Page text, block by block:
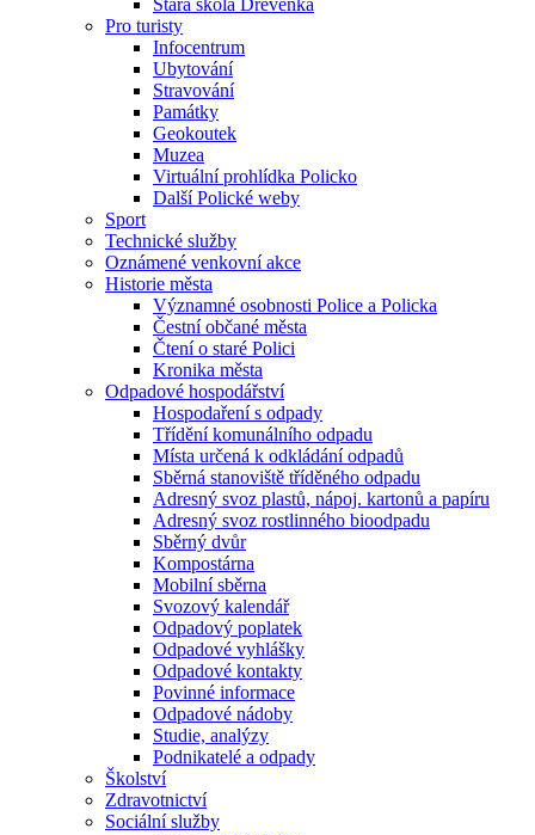
Stará škola Dřevěnka
Pro turisty
Infocentrum
Ubytování
Stravování
Památky
Geokoutek
Muzea
Virtuální prohlídka Policko
Další Polické weby
Sport
Technické služby
Oznámené venkovní akce
Historie města
Významné osobnosti Police a Policka
Čestní občané města
Čtení o staré Polici
Kronika města
Odpadové hospodářství
Hospodaření s odpady
Třídění komunálního odpadu
Místa určená k odkládání odpadů
Sběrná stanoviště tříděného odpadu
Adresný svoz plastů, nápoj. kartonů a papíru
Adresný svoz rostlinného bioodpadu
Sběrný dvůr
Kompostárna
Mobilní sběrna
Svozový kalendář
Odpadový poplatek
Odpadové vyhlášky
Odpadové kontakty
Povinné informace
Odpadové nádoby
Studie, analýzy
Podnikatelé a odpady
Školství
Zdravotnictví
Sociální služby